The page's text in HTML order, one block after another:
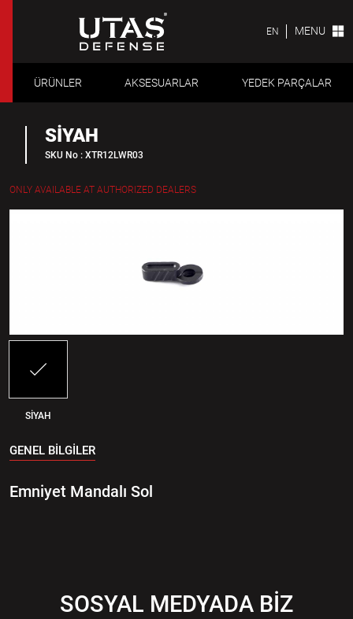
EN MENU
ÜRÜNLER AKSESUARLAR YEDEK PARÇALAR
SİYAH
SKU No : XTR12LWR03
ONLY AVAILABLE AT AUTHORIZED DEALERS
SİYAH
GENEL BİLGİLER
Emniyet Mandalı Sol
SOSYAL MEDYADA BİZ